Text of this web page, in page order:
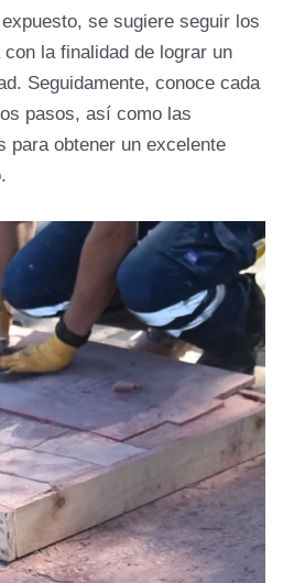
se sugiere seguir los
la finalidad de lograr un
Seguidamente, conoce cada
pasos, así como las
para obtener un excelente